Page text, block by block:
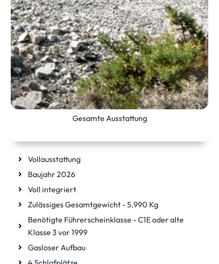
Gesamte Ausstattung
Vollausstattung
Baujahr 2026
Voll integriert
Zulässiges Gesamtgewicht - 5.990 Kg
Benötigte Führerscheinklasse - C1E oder alte
Klasse 3 vor 1999
Gasloser Aufbau